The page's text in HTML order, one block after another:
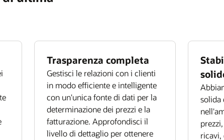
Trasparenza completa
Gestisci le relazioni con i clienti
in modo efficiente e intelligente
con un'unica fonte di dati per la
determinazione dei prezzi e la
fatturazione. Approfondisci il
livello di dettaglio per ottenere
solida
ricavi,